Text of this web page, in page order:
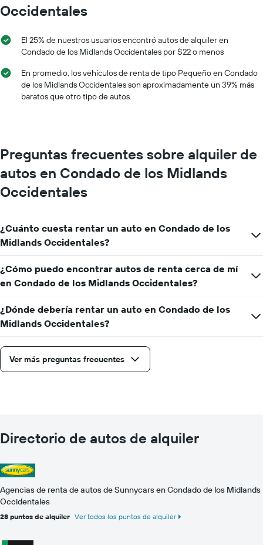
Occidentales
El 25% de nuestros usuarios encontró autos de alquiler en
Condado de los Midlands Occidentales por $22 o menos
En promedio, los vehículos de renta de tipo Pequeño en Condado
de los Midlands Occidentales son aproximadamente un 39% más
baratos que otro tipo de autos.
Preguntas frecuentes sobre alquiler de
autos en Condado de los Midlands
Occidentales
¿Cuánto cuesta rentar un auto en Condado de los
Midlands Occidentales?
¿Cómo puedo encontrar autos de renta cerca de mí
en Condado de los Midlands Occidentales?
¿Dónde debería rentar un auto en Condado de los
Midlands Occidentales?
Ver más preguntas frecuentes
Directorio de autos de alquiler
Agencias de renta de autos de Sunnycars en Condado de los Midlands
Occidentales
28 puntos de alquiler Ver todos los puntos de alquiler